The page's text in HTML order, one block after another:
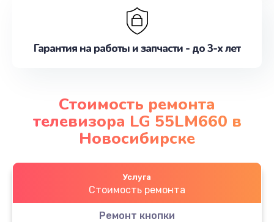
Гарантия на работы и запчасти - до 3-х лет
Стоимость ремонта
телевизора LG 55LM660 в
Новосибирске
Услуга
Стоимость ремонта
Ремонт кнопки